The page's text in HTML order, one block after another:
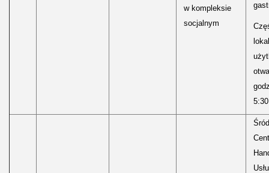
w kompleksie
socjalnym